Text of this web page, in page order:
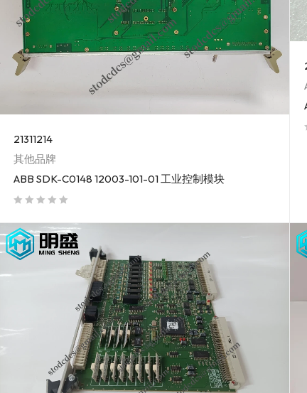
21311214
其他品牌
ABB SDK-C0148 12003-101-01 工业控制模块